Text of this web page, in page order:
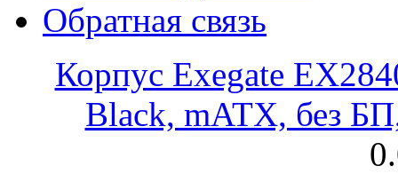
Обратная связь
Корпус Exegate
Black, mATX, без